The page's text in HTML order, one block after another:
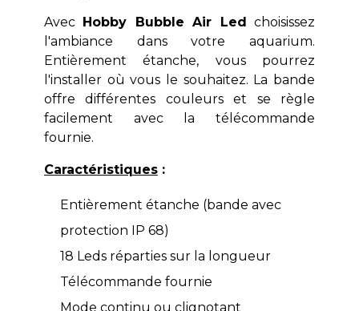
Avec Hobby Bubble Air Led
choisissez
l'ambiance dans votre aquarium.
Entièrement étanche, vous pourrez
l'installer où vous le souhaitez. La bande
offre différentes couleurs et se règle
facilement avec la télécommande
fournie.
Caractéristiques:
Entièrement étanche (bande avec
protection IP 68)
18 Leds réparties sur la longueur
Télécommande fournie
Mode continu ou clignotant